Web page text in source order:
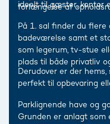
forlængelse af
ideelt til gæster, kontor
På 1. sal finder du
badeværelse samt et
som legerum, tv-stue
plads til både privatliv
Derudover er der
perfekt til opbevaring
Parklignende have og
Grunden er anlagt som